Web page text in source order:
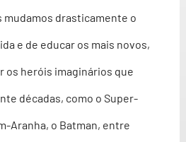
mudamos drasticamente o
e de educar os mais novos,
os heróis imaginários que
décadas, como o Super-
Aranha, o Batman, entre